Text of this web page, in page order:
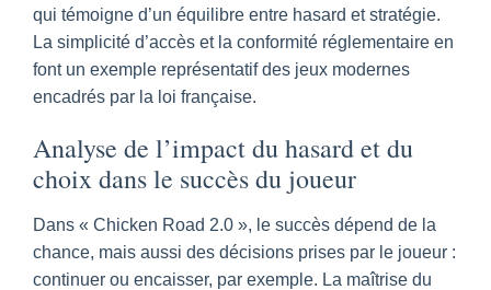
qui témoigne d’un équilibre entre hasard et stratégie.
La simplicité d’accès et la conformité réglementaire en
font un exemple représentatif des jeux modernes
encadrés par la loi française.
Analyse de l’impact du hasard et du
choix dans le succès du joueur
Dans « Chicken Road 2.0 », le succès dépend de la
chance, mais aussi des décisions prises par le joueur :
continuer ou encaisser, par exemple. La maîtrise du